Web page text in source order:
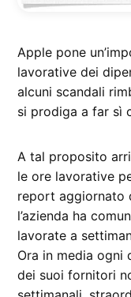
Apple pone
lavorative dei
alcuni scandali
si prodiga a far sì
A tal proposito
le ore lavorative
report aggiornato
l’azienda ha
lavorate a
Ora in media ogni
dei suoi fornitori